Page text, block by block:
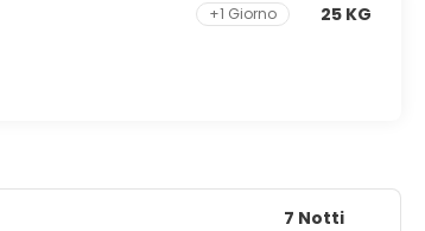
+1 Giorno 25 KG
7 Notti